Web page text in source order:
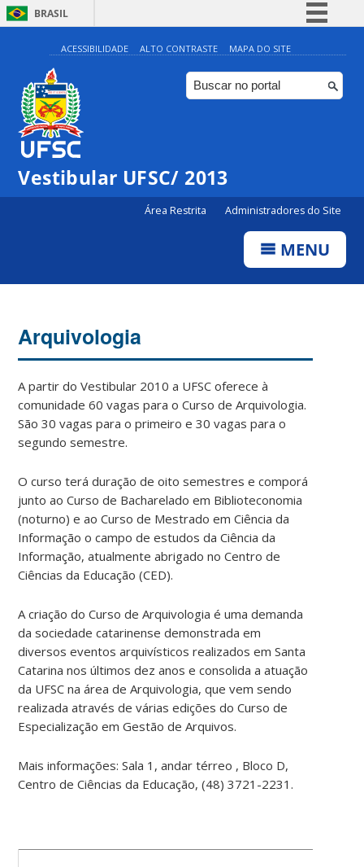
BRASIL
Simplifique!
Comunica BR
Participe
ACESSIBILIDADE ALTO CONTRASTE MAPA DO SITE
Vestibular UFSC/ 2013
Área Restrita Administradores do Site
MENU
Arquivologia
A partir do Vestibular 2010 a UFSC oferece à
comunidade 60 vagas para o Curso de Arquivologia.
São 30 vagas para o primeiro e 30 vagas para o
segundo semestre.
O curso terá duração de oito semestres e comporá
junto ao Curso de Bacharelado em Biblioteconomia
(noturno) e ao Curso de Mestrado em Ciência da
Informação o campo de estudos da Ciência da
Informação, atualmente abrigado no Centro de
Ciências da Educação (CED).
A criação do Curso de Arquivologia é uma demanda
da sociedade catarinense demonstrada em
diversos eventos arquivísticos realizados em Santa
Catarina nos últimos dez anos e consolida a atuação
da UFSC na área de Arquivologia, que vem sendo
realizada através de várias edições do Curso de
Especialização em Gestão de Arquivos.
Mais informações: Sala 1, andar térreo , Bloco D,
Centro de Ciências da Educação, (48) 3721-2231.